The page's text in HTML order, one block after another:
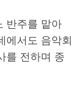
반주를 맡아
에서도 음악회
를 전하며 종